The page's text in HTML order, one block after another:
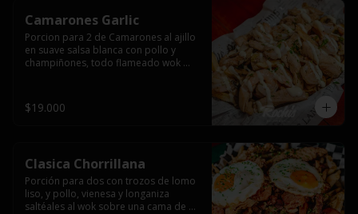
Camarones Garlic
Porcion para 2 de Camarones al ajillo
en suave salsa blanca con pollo y
champiñones, todo flameado wok
$19.000
Clasica Chorrillana
Porción para dos con trozos de lomo
liso, y pollo, vienesa y longaniza
saltéales al wok sobre una cama de